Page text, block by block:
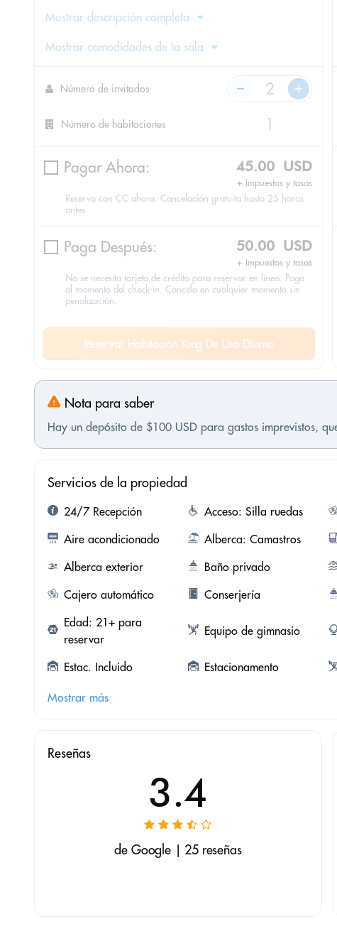
Mostrar descripción completa
Mostrar comodidades de la sala
Número de invitados
Número de habitaciones
Pagar Ahora: 45.00 USD
+ Impuestos y tasas
Reserva con CC ahora. Cancelación gratuita hasta 25 horas
antes
Paga Después: 50.00 USD
+ Impuestos y tasas
No se necesita tarjeta de crédito para reservar en línea. Paga
al momento del check-in. Cancela en cualquier momento sin
penalización.
Reservar Habitación King De Uso Diurno
Nota para saber
Hay un depósito de $100 USD para gastos imprevistos,
Servicios de la propiedad
24/7 Recepción Acceso: Silla ruedas
Aire acondicionado
Alberca: Camastros
Alberca exterior
Baño privado
Cajero automático
Conserjería
Edad: 21+ para
reservar
Equipo de gimnasio
Estac. Incluido Estacionamento
Mostrar más
Reseñas
3.4
de Google | 25 reseñas